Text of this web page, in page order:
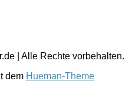
| Alle Rechte vorbehalten.
dem Hueman-Theme